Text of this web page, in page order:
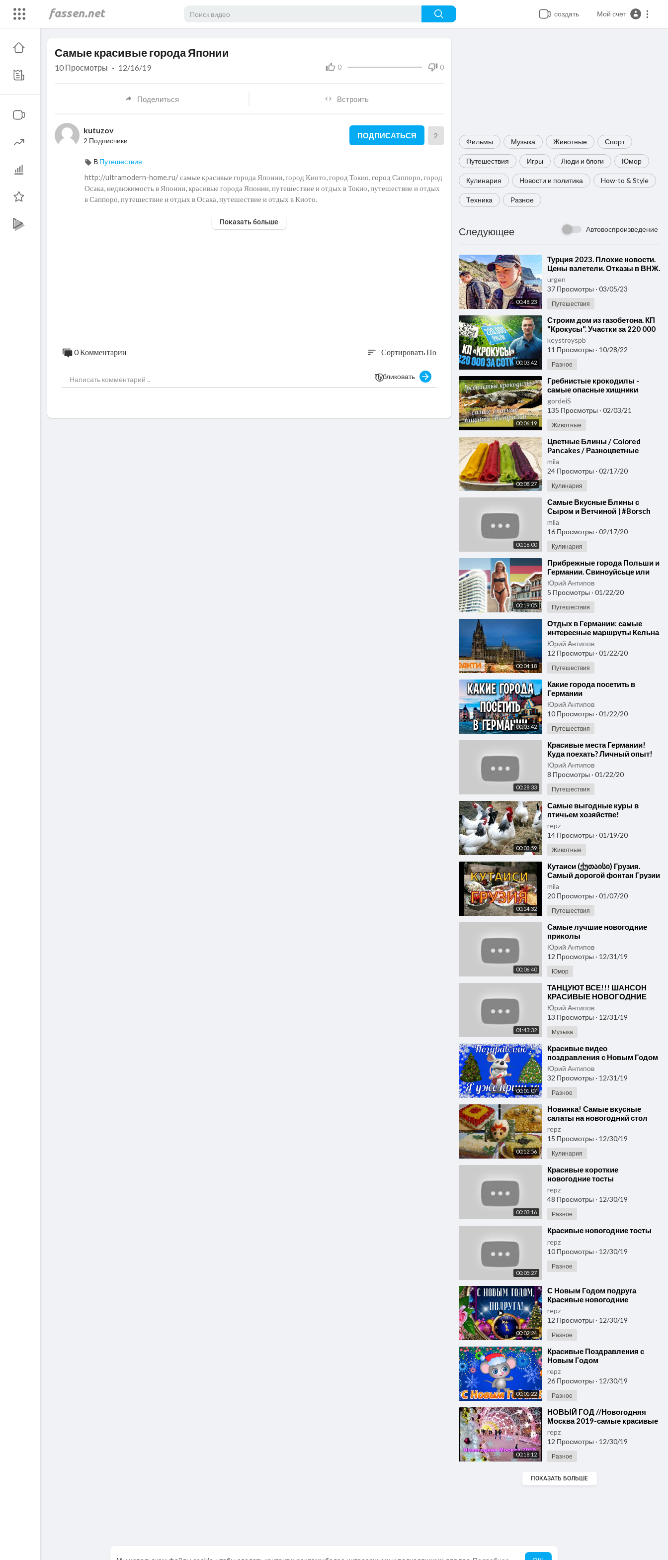
создать Мой счет
Download File: https://www.youtube.com/watch?v=6BjqpIDjz5M
Фильмы Музыка Животные Спорт
Путешествия Игры Люди и блоги Юмор
Кулинария Новости и политика How-to & Style
Техника Разное
Следующее Автовоспроизведение
00:48:23
⁣Турция 2023. Плохие новости.
Цены взлетели. Отказы в ВНЖ.
Красивые места рядом с
Аланьей #9
urgen
37 Просмотры · 03/05/23
Путешествия
00:03:42
⁣Строим дом из газобетона. КП
"Крокусы". Участки за 220 000
рублей на востоке города |
Обзо
keystroyspb
11 Просмотры · 10/28/22
Разное
00:06:19
⁣Гребнистые крокодилы -
самые опасные хищники
Австралии
gordeiS
135 Просмотры · 02/03/21
Животные
00:08:27
⁣Цветные Блины / Colored
Pancakes / Разноцветные
Блины / Красивые Блины На
Масленицу
mila
24 Просмотры · 02/17/20
Кулинария
00:16:00
⁣Самые Вкусные Блины с
Сыром и Ветчиной | #Borsch
mila
16 Просмотры · 02/17/20
Кулинария
00:19:05
⁣Прибрежные города Польши и
Германии. Свиноуйсьце или
Альбек
Юрий Антипов
5 Просмотры · 01/22/20
Путешествия
00:04:18
⁣Отдых в Германии: самые
интересные маршруты Кельна
Юрий Антипов
12 Просмотры · 01/22/20
Путешествия
00:03:42
⁣Какие города посетить в
Германии
Юрий Антипов
10 Просмотры · 01/22/20
Путешествия
00:28:33
⁣Красивые места Германии!
Куда поехать? Личный опыт!
Юрий Антипов
8 Просмотры · 01/22/20
Путешествия
00:03:59
⁣Самые выгодные куры в
птичьем хозяйстве!
repz
14 Просмотры · 01/19/20
Животные
00:14:32
⁣Кутаиси (ქუთაისი) Грузия.
Самый дорогой фонтан Грузии
и самые вкусные хинкали
mila
20 Просмотры · 01/07/20
Путешествия
00:06:40
⁣Самые лучшие новогодние
приколы
Юрий Антипов
12 Просмотры · 12/31/19
Юмор
01:43:32
⁣ТАНЦУЮТ ВСЕ!!! ШАНСОН
КРАСИВЫЕ НОВОГОДНИЕ
ПЕСНИ! Новый Год!
Юрий Антипов
13 Просмотры · 12/31/19
Музыка
00:01:07
⁣Красивые видео
поздравления с Новым Годом
2020 красивая видео открытка
на 2020 год
Юрий Антипов
32 Просмотры · 12/31/19
Разное
00:12:56
⁣Новинка! Самые вкусные
салаты на новогодний стол
2020
repz
15 Просмотры · 12/30/19
Кулинария
00:03:16
⁣Красивые короткие
новогодние тосты
repz
48 Просмотры · 12/30/19
Разное
00:05:27
⁣Красивые новогодние тосты
repz
10 Просмотры · 12/30/19
Разное
00:02:24
⁣С Новым Годом подруга
Красивые новогодние
поздравления на Праздник
Музыкальные видео открытки
repz
12 Просмотры · 12/30/19
Разное
00:01:22
⁣Красивые Поздравления с
Новым Годом
repz
26 Просмотры · 12/30/19
Разное
00:18:12
⁣НОВЫЙ ГОД //Новогодняя
Москва 2019-самые красивые
виды//Бой курантов и салют
на Красной площади
repz
12 Просмотры · 12/30/19
Разное
ПОКАЗАТЬ БОЛЬШЕ
Самые красивые города Японии
0 0
10 Просмотры · 12/16/19
Поделиться Встроить
kutuzov
2 Подписчики
ПОДПИСАТЬСЯ 2
В Путешествия
http://ultramodern-home.ru/ самые красивые города Японии, город Киото, город Токио, город Саппоро, город
Осака, недвижимость в Японии, красивые города Японии, путешествие и отдых в Токио, путешествие и отдых
в Саппоро, путешествие и отдых в Осака, путешествие и отдых в Киото.
Показать больше
0 Комментарии sort Сортировать По
Публиковать